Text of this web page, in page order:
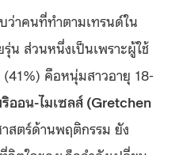
ว่าคนที่ทำตามเทรนด์ใน
น ส่วนหนึ่งเป็นเพราะผู้ใช้
คือหนุ่มสาวอายุ 18-
ออน-ไมเซลส์ (Gretchen
สตร์ด้านพฤติกรรม ยัง